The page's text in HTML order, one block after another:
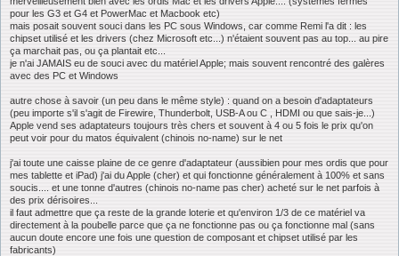
pour les G3 et G4 et PowerMac et Macbook etc)
mais posait souvent souci dans les PC sous Windows, car comme Remi l'a dit : les
chipset utilisé et les drivers (chez Microsoft etc...) n'étaient souvent pas au top... au pire
ça marchait pas, ou ça plantait etc...
je n'ai JAMAIS eu de souci avec du matériel Apple; mais souvent rencontré des galères
avec des PC et Windows
autre chose à savoir (un peu dans le même style) : quand on a besoin d'adaptateurs
(peu importe s'il s'agit de Firewire, Thunderbolt, USB-A ou C , HDMI ou que sais-je...)
Apple vend ses adaptateurs toujours très chers et souvent à 4 ou 5 fois le prix qu'on
peut voir pour du matos équivalent (chinois no-name) sur le net
j'ai toute une caisse plaine de ce genre d'adaptateur (aussibien pour mes ordis que pour
mes tablette et iPad) j'ai du Apple (cher) et qui fonctionne généralement à 100% et sans
soucis.... et une tonne d'autres (chinois no-name pas cher) acheté sur le net parfois à
des prix dérisoires...
il faut admettre que ça reste de la grande loterie et qu'environ 1/3 de ce matériel va
directement à la poubelle parce que ça ne fonctionne pas ou ça fonctionne mal (sans
aucun doute encore une fois une question de composant et chipset utilisé par les
fabricants)